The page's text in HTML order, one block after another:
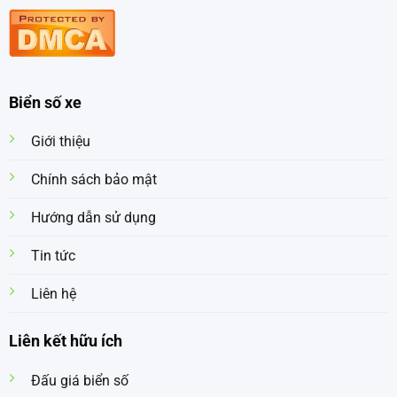
Biển số xe
Giới thiệu
Chính sách bảo mật
Hướng dẫn sử dụng
Tin tức
Liên hệ
Liên kết hữu ích
Đấu giá biển số